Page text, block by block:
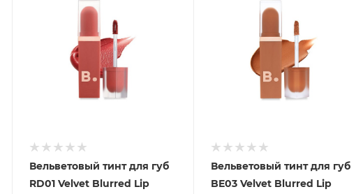
Вельветовый тинт для губ
RD01 Velvet Blurred Lip
Вельветовый тинт для губ
BE03 Velvet Blurred Lip